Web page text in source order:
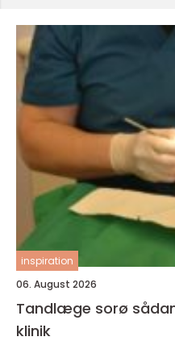
inspiration
06. August 2026
Tandlæge sorø sådan vælger du den rette
klinik